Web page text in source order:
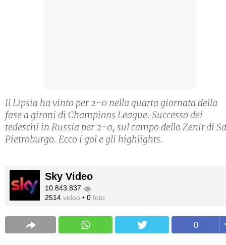
Il Lipsia ha vinto per 2-0 nella quarta giornata della
fase a gironi di Champions League. Successo dei
tedeschi in Russia per 2-0, sul campo dello Zenit di
Pietroburgo. Ecco i gol e gli highlights.
Sky Video
10.843.837
2514 video • 0 foto
0